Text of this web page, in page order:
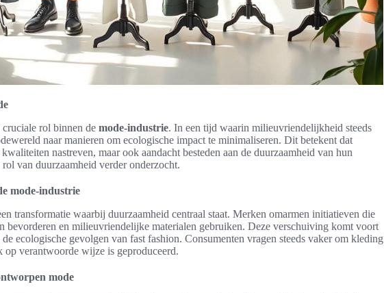
cruciale rol binnen de mode-industrie. In een tijd waarin milieuvriendelijkheid steeds
naar manieren om ecologische impact te minimaliseren. Dit betekent dat
nastreven, maar ook aandacht besteden aan de duurzaamheid van hun
van duurzaamheid verder onderzocht.
mode-industrie
transformatie waarbij duurzaamheid centraal staat. Merken omarmen initiatieven die
bevorderen en milieuvriendelijke materialen gebruiken. Deze verschuiving komt voort
ecologische gevolgen van fast fashion. Consumenten vragen steeds vaker om kleding
op verantwoorde wijze is geproduceerd.
mode